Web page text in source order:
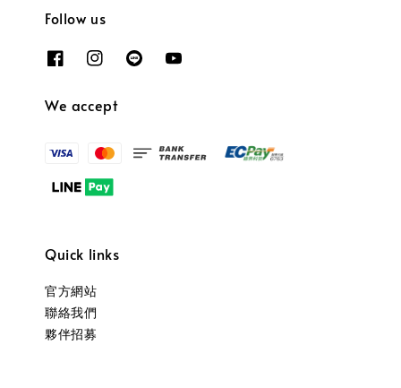
Follow us
We accept
Quick links
官方網站
聯絡我們
夥伴招募